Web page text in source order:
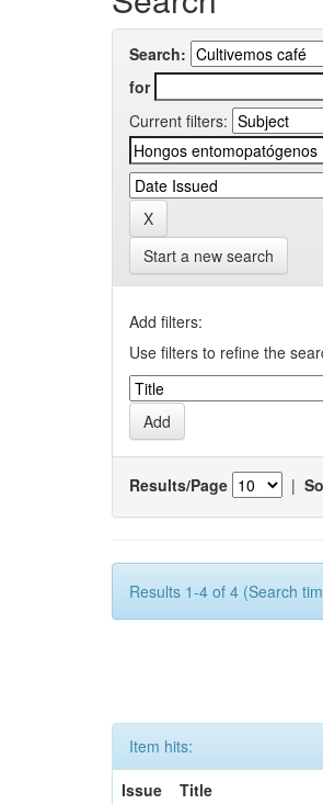
Search:
for
Current filters:
Start a new search
Add filters:
Use filters to refine the
Results/Page |
Results 1-4 of 4 (Search
Item hits:
Issue
Title